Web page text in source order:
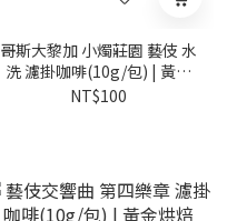
哥斯大黎加 小燭莊園 藝伎 水
洗 濾掛咖啡(10g/包) | 黃金
烘焙
NT$100